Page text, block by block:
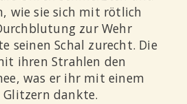
wie sie sich mit rötlich
zur Wehr
seinen Schal zurecht. Die
ihren Strahlen den
was er ihr mit einem
dankte.